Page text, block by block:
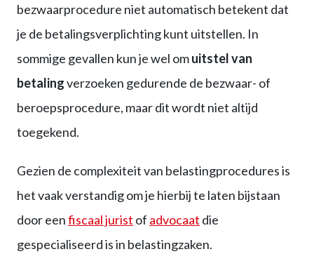
bezwaarprocedure niet automatisch betekent dat
je de betalingsverplichting kunt uitstellen. In
sommige gevallen kun je wel omuitstel van
betalingverzoeken gedurende de bezwaar- of
beroepsprocedure, maar dit wordt niet altijd
toegekend.
Gezien de complexiteit van belastingprocedures is
het vaak verstandig om je hierbij te laten bijstaan
door eenfiscaal jurist of advocaat die
gespecialiseerd is in belastingzaken.